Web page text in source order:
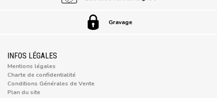
Gravage
INFOS LÉGALES
Mentions légales
Charte de confidentialité
Conditions Générales de Vente
Plan du site